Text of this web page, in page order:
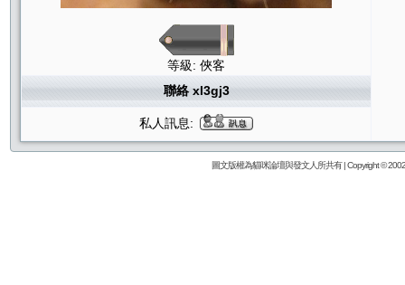
等級: 俠客
聯絡 xl3gj3
私人訊息:
圖文版權為貓咪論壇與發文人所共有 | Copyright ©